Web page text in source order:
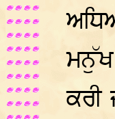
ਕਰੀ